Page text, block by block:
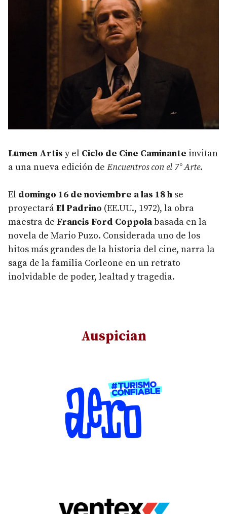
Lumen Artis y el Ciclo de Cine Caminante invitan
a una nueva edición de Encuentros con el 7° Arte.
El domingo 16 de noviembre a las 18 h se
proyectaráEl Padrino (EE.UU., 1972), la obra
maestra de Francis Ford Coppolabasada en la
novela de Mario Puzo. Considerada uno de los
hitos más grandes de la historia del cine, narra la
saga de la familia Corleone en un retrato
inolvidable de poder, lealtad y tragedia.
Auspician